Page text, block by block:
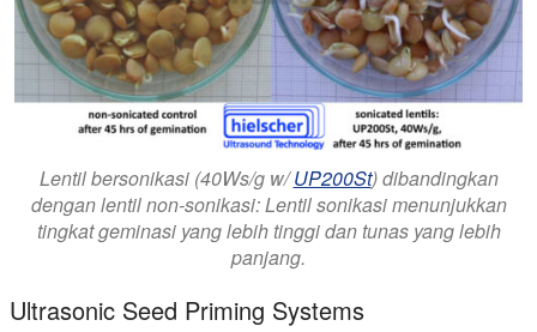
Lentil bersonikasi (40Ws/g w/UP200St) dibandingkan
dengan lentil non-sonikasi: Lentil sonikasi menunjukkan
tingkat geminasi yang lebih tinggi dan tunas yang lebih
panjang.
Ultrasonic Seed Priming Systems